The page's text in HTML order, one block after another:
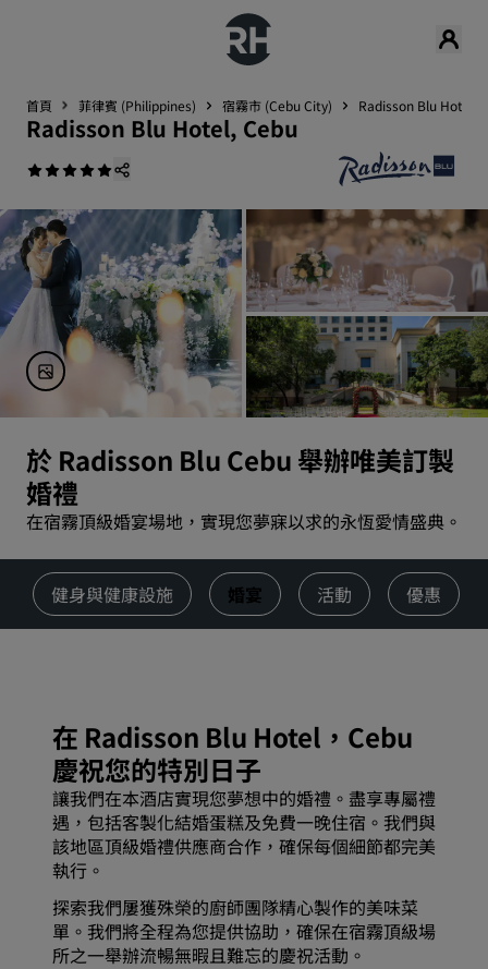
首頁 菲律賓 (Philippines) 宿霧市 (Cebu City) Radisson Blu Hotel,
Radisson Blu Hotel, Cebu
於 Radisson Blu Cebu 舉辦唯美訂製
婚禮
在宿霧頂級婚宴場地，實現您夢寐以求的永恆愛情盛典。
健身與健康設施 婚宴 活動 優惠
在 Radisson Blu Hotel，Cebu
慶祝您的特別日子
讓我們在本酒店實現您夢想中的婚禮。盡享專屬禮
遇，包括客製化結婚蛋糕及免費一晚住宿。我們與
該地區頂級婚禮供應商合作，確保每個細節都完美
執行。
探索我們屢獲殊榮的廚師團隊精心製作的美味菜
單。我們將全程為您提供協助，確保在宿霧頂級場
所之一舉辦流暢無暇且難忘的慶祝活動。